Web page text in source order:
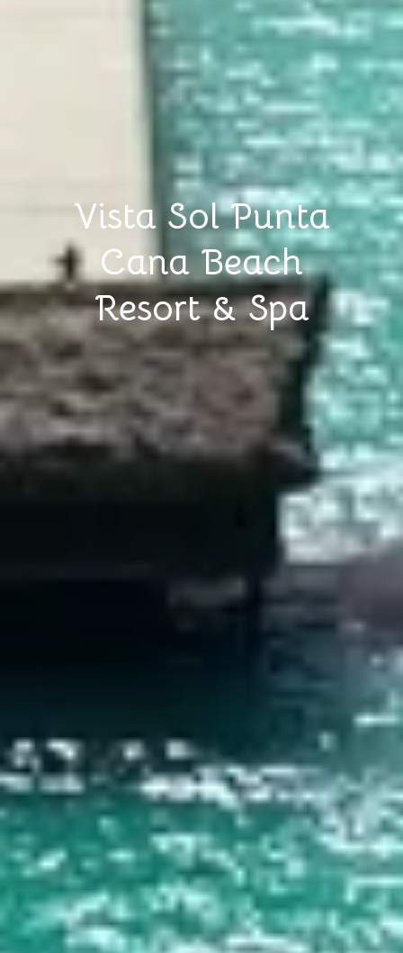
Vista Sol Punta
Cana Beach
Resort & Spa